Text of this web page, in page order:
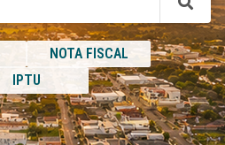
NOTA FISCAL
IPTU